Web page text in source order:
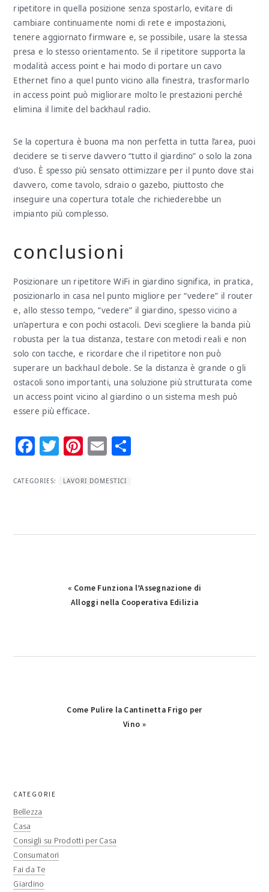
ripetitore in quella posizione senza spostarlo, evitare di
cambiare continuamente nomi di rete e impostazioni,
tenere aggiornato firmware e, se possibile, usare la stessa
presa e lo stesso orientamento. Se il ripetitore supporta la
modalità access point e hai modo di portare un cavo
Ethernet fino a quel punto vicino alla finestra, trasformarlo
in access point può migliorare molto le prestazioni perché
elimina il limite del backhaul radio.
Se la copertura è buona ma non perfetta in tutta l’area, puoi
decidere se ti serve davvero “tutto il giardino” o solo la zona
d’uso. È spesso più sensato ottimizzare per il punto dove stai
davvero, come tavolo, sdraio o gazebo, piuttosto che
inseguire una copertura totale che richiederebbe un
impianto più complesso.
conclusioni
Posizionare un ripetitore WiFi in giardino significa, in pratica,
posizionarlo in casa nel punto migliore per “vedere” il router
e, allo stesso tempo, “vedere” il giardino, spesso vicino a
un’apertura e con pochi ostacoli. Devi scegliere la banda più
robusta per la tua distanza, testare con metodi reali e non
solo con tacche, e ricordare che il ripetitore non può
superare un backhaul debole. Se la distanza è grande o gli
ostacoli sono importanti, una soluzione più strutturata come
un access point vicino al giardino o un sistema mesh può
essere più efficace.
Facebook
Twitter
Pinterest
Email
CATEGORIES: LAVORI DOMESTICI
Previous
Post:
« Come Funziona l’Assegnazione di
Alloggi nella Cooperativa Edilizia
Next
Come Pulire la Cantinetta Frigo per
Vino »
primary
sidebar
CATEGORIE
Bellezza
Casa
Consigli su Prodotti per Casa
Consumatori
Fai da Te
Giardino